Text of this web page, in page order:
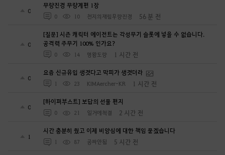
0
무량진경 무량계편 1장
0 10 천지의재림무량진경 56 분 전
0
[질문] 시즌 캐릭터 에이전트는 각성무기 슬롯에 넣을 수 없습니다.
공격력 주무기 100% 인가요?
0 14 명왕도량 1 시간 전
0
요즘 신규유입 생겻다고 막피가 생겻더라
1 23 KIMAercher-KR 1 시간 전
0
[하이퍼부스트] 보답의 선물 편지
0 21 일거에척결 2 시간 전
1
시간 충분히 줬고 이제 비양심에 대한 책임 묻겠습니다
1 87 공짜안됨 5 시간 전